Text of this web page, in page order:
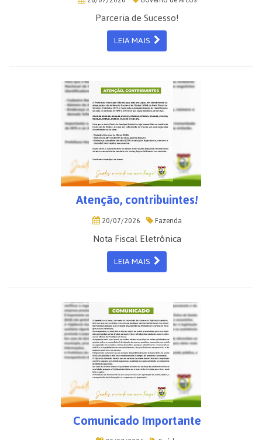
Parceria de Sucesso!
LEIA MAIS
Atenção, contribuintes!
20/07/2026 Fazenda
Nota Fiscal Eletrônica
LEIA MAIS
Comunicado Importante